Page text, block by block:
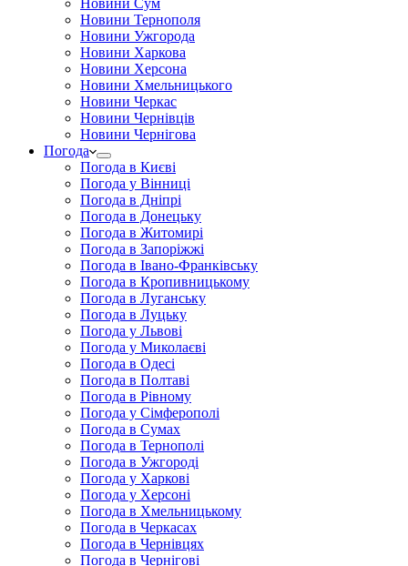
Новини Сум
Новини Тернополя
Новини Ужгорода
Новини Харкова
Новини Херсона
Новини Хмельницького
Новини Черкас
Новини Чернівців
Новини Чернігова
Погода
Погода в Києві
Погода у Вінниці
Погода в Дніпрі
Погода в Донецьку
Погода в Житомирі
Погода в Запоріжжі
Погода в Івано-Франківську
Погода в Кропивницькому
Погода в Луганську
Погода в Луцьку
Погода у Львові
Погода у Миколаєві
Погода в Одесі
Погода в Полтаві
Погода в Рівному
Погода у Сімферополі
Погода в Сумах
Погода в Тернополі
Погода в Ужгороді
Погода у Харкові
Погода у Херсоні
Погода в Хмельницькому
Погода в Черкасах
Погода в Чернівцях
Погода в Чернігові